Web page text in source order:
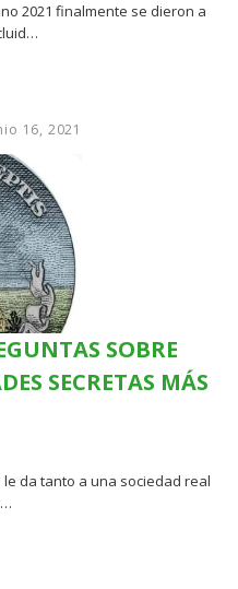
2021 finalmente se dieron a
16, 2021
SOBRE
SECRETAS MÁS
da tanto a una sociedad real